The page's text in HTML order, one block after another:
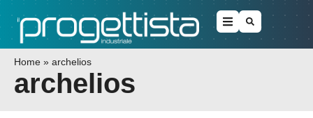
Home » archelios
archelios